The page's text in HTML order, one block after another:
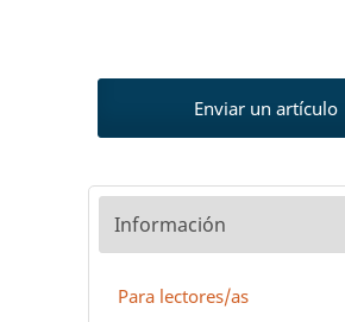
Enviar un artículo
Información
Para lectores/as